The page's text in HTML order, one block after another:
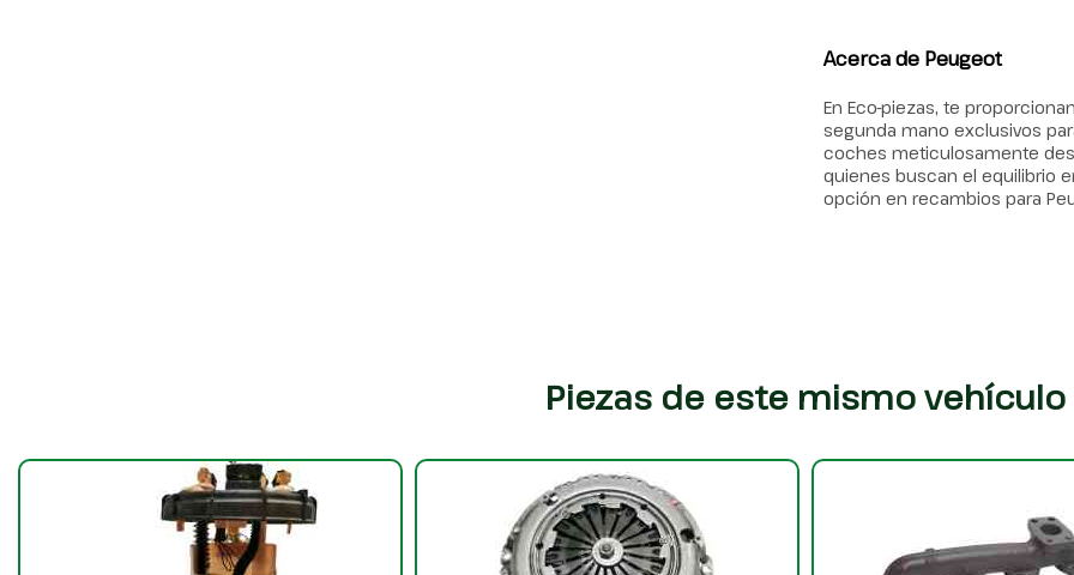
Acerca de Peugeot
En Eco-piezas, te
segunda mano exclusivos
coches meticulosamente
quienes buscan el equilibrio
opción en recambios para
Piezas de este mismo vehículo